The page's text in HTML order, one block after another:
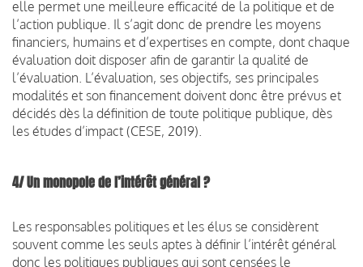
elle permet une meilleure efficacité de la politique et de
l’action publique. Il s’agit donc de prendre les moyens
financiers, humains et d’expertises en compte, dont chaque
évaluation doit disposer afin de garantir la qualité de
l’évaluation. L’évaluation, ses objectifs, ses principales
modalités et son financement doivent donc être prévus et
décidés dès la définition de toute politique publique, dès
les études d’impact (CESE, 2019).
4/ Un monopole de l’intérêt général ?
Les responsables politiques et les élus se considèrent
souvent comme les seuls aptes à définir l’intérêt général
donc les politiques publiques qui sont censées le